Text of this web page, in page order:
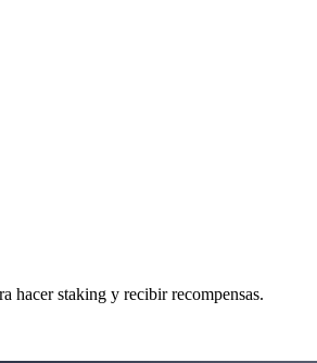
hacer staking y recibir recompensas.